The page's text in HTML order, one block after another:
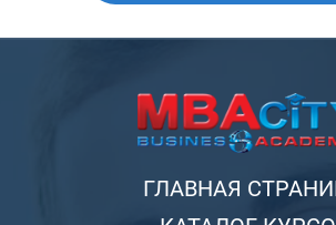
ГЛАВНАЯ